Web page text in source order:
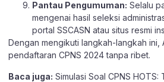
Pantau Pengumuman: Selalu
mengenai hasil seleksi
portal SSCASN atau situs resmi
Dengan mengikuti langkah-langkah ini,
pendaftaran CPNS 2024 tanpa ribet.
Baca juga: Simulasi Soal CPNS HOTS: